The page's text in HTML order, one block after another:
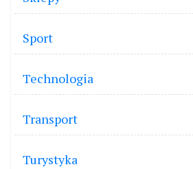
Sport
Technologia
Transport
Turystyka